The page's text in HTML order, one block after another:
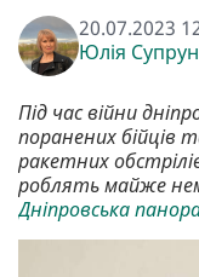
20.07.2023
Юлія Супрун
Під час війни
поранених бійців
ракетних
роблять майже
Дніпровська